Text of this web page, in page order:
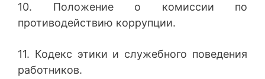
10. Положение о комиссии по
противодействию коррупции.
11. Кодекс этики и служебного поведения
работников.